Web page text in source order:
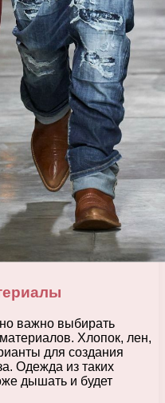
важно выбирать
Хлопок, лен,
для создания
Одежда из таких
дышать и будет